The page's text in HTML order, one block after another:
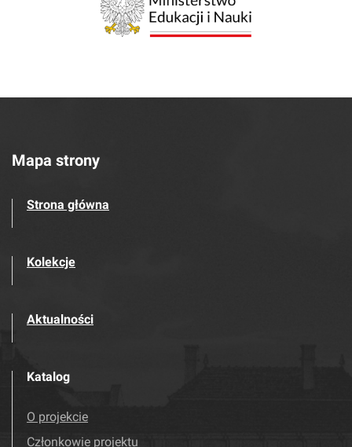
Mapa strony
Strona główna
Kolekcje
Aktualności
Katalog
O projekcie
Członkowie projektu